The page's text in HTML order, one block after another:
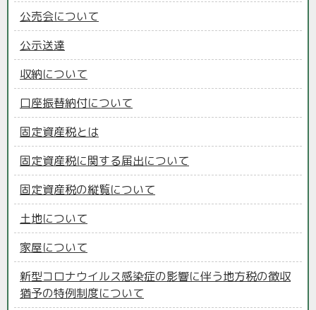
公売会について
公示送達
収納について
口座振替納付について
固定資産税とは
固定資産税に関する届出について
固定資産税の縦覧について
土地について
家屋について
新型コロナウイルス感染症の影響に伴う地方税の徴収
猶予の特例制度について